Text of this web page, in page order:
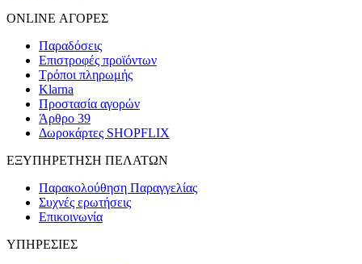
ONLINE ΑΓΟΡΕΣ
Παραδόσεις
Επιστροφές προϊόντων
Τρόποι πληρωμής
Klarna
Προστασία αγορών
Άρθρο 39
Δωροκάρτες SHOPFLIX
ΕΞΥΠΗΡΕΤΗΣΗ ΠΕΛΑΤΩΝ
Παρακολούθηση Παραγγελίας
Συχνές ερωτήσεις
Επικοινωνία
ΥΠΗΡΕΣΙΕΣ